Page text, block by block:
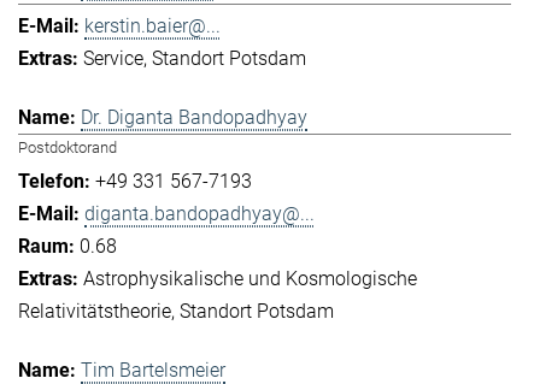
kerstin.baier@...
Service Standort Potsdam
Dr. Diganta Bandopadhyay
Postdoktorand
+49 331 567-7193
diganta.bandopadhyay@...
0.68
Astrophysikalische und Kosmologische
Relativitätstheorie Standort Potsdam
Tim Bartelsmeier